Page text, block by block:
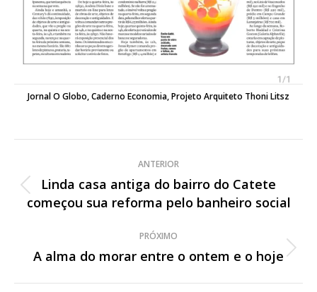
Jornal O Globo, Caderno Economia, Projeto Arquiteto Thoni Litsz
Navegação
de
post:
ANTERIOR
Post
anterior:
Linda casa antiga do bairro do Catete
começou sua reforma pelo banheiro social
PRÓXIMO
Próximo
A alma do morar entre o ontem e o hoje